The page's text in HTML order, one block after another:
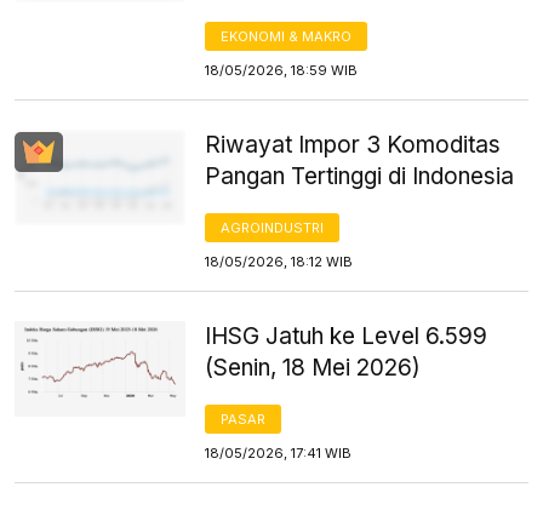
EKONOMI & MAKRO
18/05/2026, 18:59 WIB
Riwayat Impor 3 Komoditas
Pangan Tertinggi di Indonesia
AGROINDUSTRI
18/05/2026, 18:12 WIB
IHSG Jatuh ke Level 6.599
(Senin, 18 Mei 2026)
PASAR
18/05/2026, 17:41 WIB